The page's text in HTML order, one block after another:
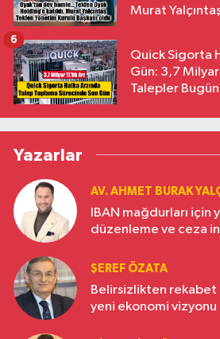
Murat
Quick Sigorta
Gün: 3,7 Milyar
Talepler
6
Yazarlar
AV. AHMET BURAK
IBAN mağdurları için
düzenleme ve ceza
ŞEREF ÖZATA
Belirsizlikten rekabet
yeni ekonomi vizyonu